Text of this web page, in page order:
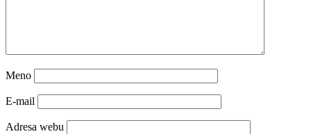
Meno
E-mail
Adresa webu